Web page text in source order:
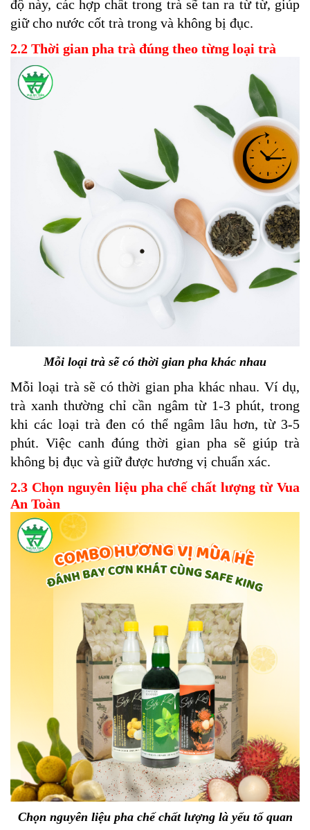
độ này, các hợp chất trong trà sẽ tan ra từ từ, giúp
giữ cho nước cốt trà trong và không bị đục.
2.2 Thời gian pha trà đúng theo từng loại trà
Mỗi loại trà sẽ có thời gian pha khác nhau
Mỗi loại trà sẽ có thời gian pha khác nhau. Ví dụ,
trà xanh thường chỉ cần ngâm từ 1-3 phút, trong
khi các loại trà đen có thể ngâm lâu hơn, từ 3-5
phút. Việc canh đúng thời gian pha sẽ giúp trà
không bị đục và giữ được hương vị chuẩn xác.
2.3 Chọn nguyên liệu pha chế chất lượng từ Vua
An Toàn
Chọn nguyên liệu pha chế chất lượng là yếu tố quan